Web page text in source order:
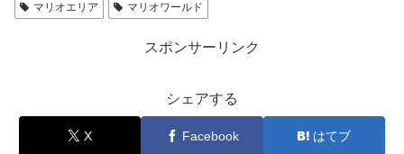
マリオエリア
マリオワールド
スポンサーリンク
シェアする
X Facebook はてブ